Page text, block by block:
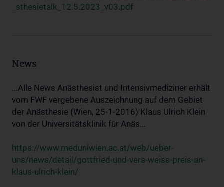
_sthesietalk_12.5.2023_v03.pdf
News
...Alle News Anästhesist und Intensivmediziner erhält
vom FWF vergebene Auszeichnung auf dem Gebiet
der Anästhesie (Wien, 25-1-2016) Klaus Ulrich Klein
von der Universitätsklinik für Anäs...
https://www.meduniwien.ac.at/web/ueber-
uns/news/detail/gottfried-und-vera-weiss-preis-an-
klaus-ulrich-klein/